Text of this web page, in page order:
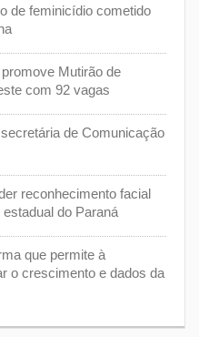
de feminicídio cometido
Mutirão de
com 92 vagas
de Comunicação
reconhecimento facial
do Paraná
que permite à
o crescimento e dados da